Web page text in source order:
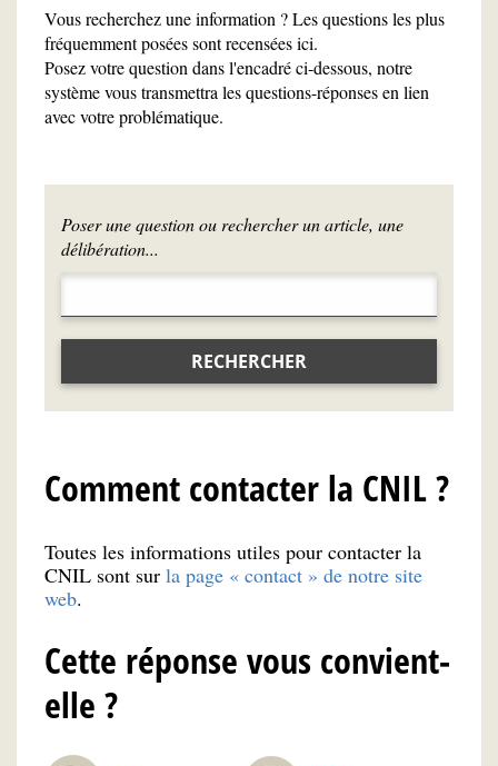
Vous recherchez une information ? Les questions les plus
fréquemment posées sont recensées ici.
Posez votre question dans l'encadré ci-dessous, notre
système vous transmettra les questions-réponses en lien
avec votre problématique.
Poser une question ou rechercher un article, une
délibération...
RECHERCHER
Comment contacter la CNIL ?
Toutes les informations utiles pour contacter la
CNIL sont sur la page « contact » de notre site
web.
Cette réponse vous convient-
elle ?